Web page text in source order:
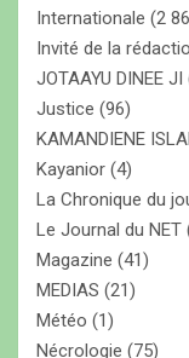
Internationale (2
Invité de la
JOTAAYU DINEE JI
Justice (96)
KAMANDIENE
Kayanior (4)
La Chronique du
Le Journal du NET
Magazine (41)
MEDIAS (21)
Météo (1)
Nécrologie (75)